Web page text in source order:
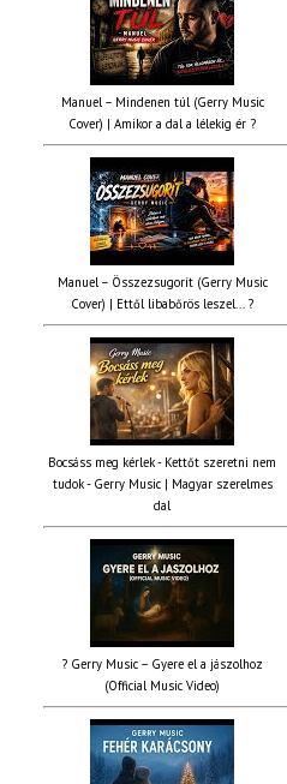
Manuel – Mindenen túl (Gerry Music
Cover) | Amikor a dal a lélekig ér ?
Manuel – Összezsugorít (Gerry Music
Cover) | Ettől libabőrös leszel... ?
Bocsáss meg kérlek - Kettőt szeretni nem
tudok - Gerry Music | Magyar szerelmes
dal
? Gerry Music – Gyere el a jászolhoz
(Official Music Video)